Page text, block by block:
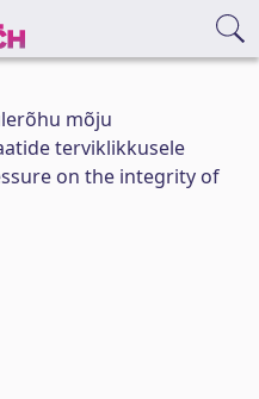
mõju
terviklikkusele
on the integrity of